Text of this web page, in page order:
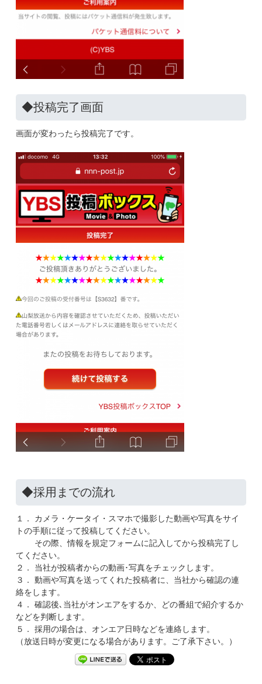
◆投稿完了画面
画面が変わったら投稿完了です。
◆採用までの流れ
１． カメラ・ケータイ・スマホで撮影した動画や写真をサイ
トの手順に従って投稿してください。
その際、情報を規定フォームに記入してから投稿完了し
てください。
２． 当社が投稿者からの動画･写真をチェックします。
３． 動画や写真を送ってくれた投稿者に、当社から確認の連
絡をします。
４． 確認後､当社がオンエアをするか、どの番組で紹介するか
などを判断します。
５． 採用の場合は、オンエア日時などを連絡します。
（放送日時が変更になる場合があります。ご了承下さい。）